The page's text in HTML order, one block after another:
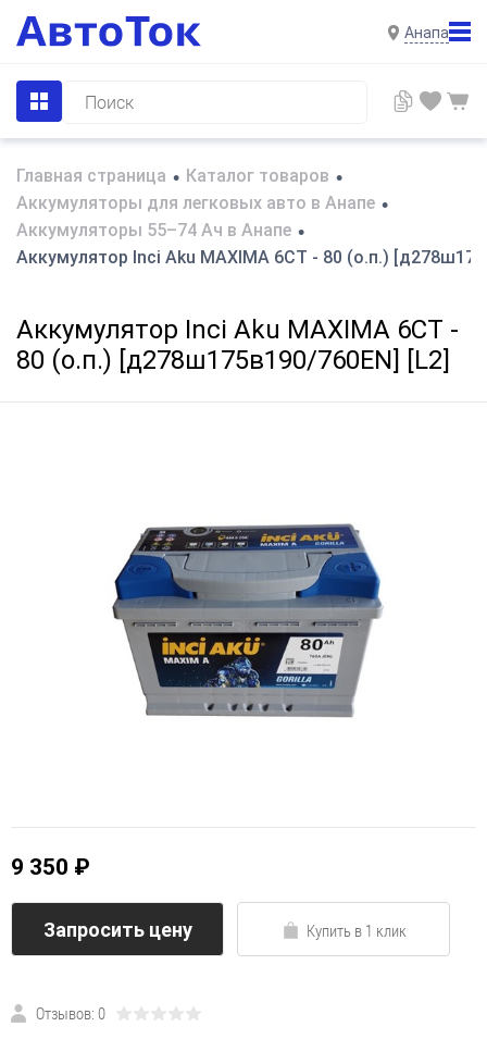
Анапа
Главная страница • Каталог товаров •
Аккумуляторы для легковых авто в Анапе •
Аккумуляторы 55–74 Ач в Анапе •
Аккумулятор Inci Aku MAXIMA 6СТ - 80 (о.п.)
Аккумулятор Inci Aku MAXIMA 6СТ -
80 (о.п.) [д278ш175в190/760EN] [L2]
9 350 ₽
Запросить цену Купить в 1 клик
Отзывов: 0